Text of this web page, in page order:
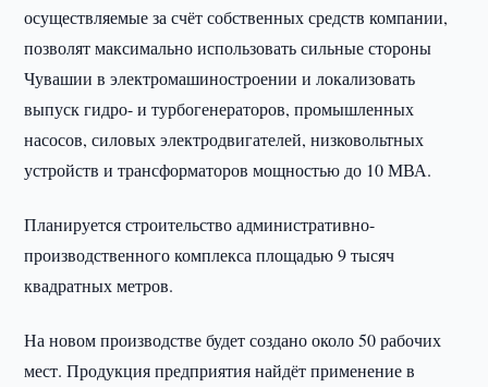
осуществляемые за счёт собственных средств компании,
позволят максимально использовать сильные стороны
Чувашии в электромашиностроении и локализовать
выпуск гидро- и турбогенераторов, промышленных
насосов, силовых электродвигателей, низковольтных
устройств и трансформаторов мощностью до 10 МВА.
Планируется строительство административно-
производственного комплекса площадью 9 тысяч
квадратных метров.
На новом производстве будет создано около 50 рабочих
мест. Продукция предприятия найдёт применение в